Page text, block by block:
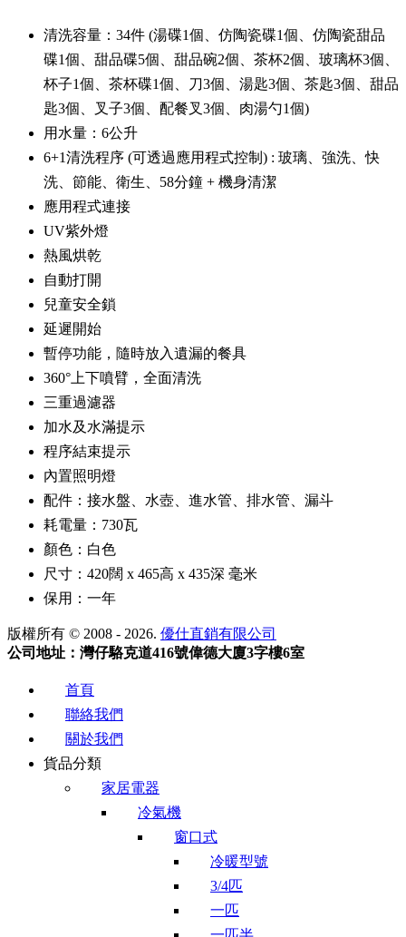
清洗容量：34件 (湯碟1個、仿陶瓷碟1個、仿陶瓷甜品
碟1個、甜品碟5個、甜品碗2個、茶杯2個、玻璃杯3個、
杯子1個、茶杯碟1個、刀3個、湯匙3個、茶匙3個、甜品
匙3個、叉子3個、配餐叉3個、肉湯勺1個)
用水量：6公升
6+1清洗程序 (可透過應用程式控制) : 玻璃、強洗、快
洗、節能、衛生、58分鐘 + 機身清潔
應用程式連接
UV紫外燈
熱風烘乾
自動打開
兒童安全鎖
延遲開始
暫停功能，隨時放入遺漏的餐具
360°上下噴臂，全面清洗
三重過濾器
加水及水滿提示
程序結束提示
內置照明燈
配件：接水盤、水壺、進水管、排水管、漏斗
耗電量：730瓦
顏色：白色
尺寸：420闊 x 465高 x 435深 毫米
保用：一年
版權所有 © 2008 - 2026. 優仕直銷有限公司
公司地址：灣仔駱克道416號偉德大廈3字樓6室
首頁
聯絡我們
關於我們
貨品分類
家居電器
冷氣機
窗口式
冷暖型號
3/4匹
一匹